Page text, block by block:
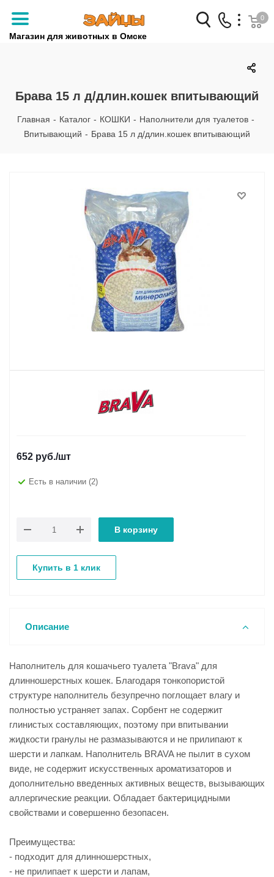
Магазин для животных в Омске
Заказать звонок
+7 (950) 959-88-32
0
Брава 15 л д/длин.кошек впитывающий
Главная - Каталог - КОШКИ - Наполнители для туалетов -
Впитывающий - Брава 15 л д/длин.кошек впитывающий
652 руб./шт
Есть в наличии (2)
В корзину
Купить в 1 клик
Описание
Наполнитель для кошачьего туалета "Brava" для
длинношерстных кошек. Благодаря тонкопористой
структуре наполнитель безупречно поглощает влагу и
полностью устраняет запах. Сорбент не содержит
глинистых составляющих, поэтому при впитывании
жидкости гранулы не размазываются и не прилипают к
шерсти и лапкам. Наполнитель BRAVA не пылит в сухом
виде, не содержит искусственных ароматизаторов и
дополнительно введенных активных веществ, вызывающих
аллергические реакции. Обладает бактерицидными
свойствами и совершенно безопасен.
Преимущества:
- подходит для длинношерстных,
- не прилипает к шерсти и лапам,